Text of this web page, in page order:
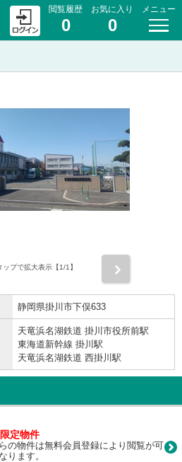
閲覧履歴
0
お気に入り
0
メニュー
ップで拡大表示【1/1】
静岡県掛川市下俣633
天竜浜名湖鉄道 掛川市役所前駅
東海道新幹線 掛川駅
天竜浜名湖鉄道 西掛川駅
定物件
の物件は無料会員登録により閲覧が可
ります。